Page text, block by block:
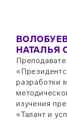
НАТАЛЬЯ
разработки
изучения
«Талант и